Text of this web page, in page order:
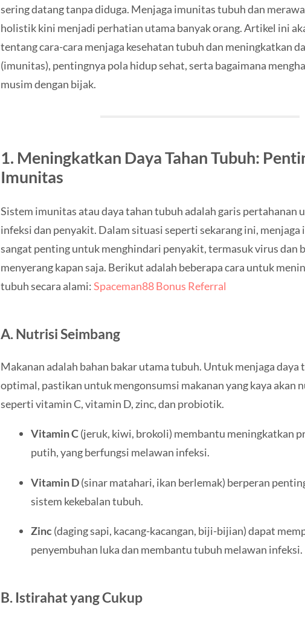
sering datang tanpa diduga. Menjaga imunitas tubuh dan
holistik kini menjadi perhatian utama banyak orang. Artikel ini
tentang cara-cara menjaga kesehatan tubuh dan meningkatkan
(imunitas), pentingnya pola hidup sehat, serta bagaimana
musim dengan bijak.
1. Meningkatkan Daya Tahan Tubuh:
Imunitas
Sistem imunitas atau daya tahan tubuh adalah garis pertahanan
infeksi dan penyakit. Dalam situasi seperti sekarang ini,
sangat penting untuk menghindari penyakit, termasuk virus dan
menyerang kapan saja. Berikut adalah beberapa cara untuk
tubuh secara alami:Spaceman88 Bonus Referral
A. Nutrisi Seimbang
Makanan adalah bahan bakar utama tubuh. Untuk menjaga
optimal, pastikan untuk mengonsumsi makanan yang kaya akan
seperti vitamin C, vitamin D, zinc, dan probiotik.
Vitamin C(jeruk, kiwi, brokoli) membantu meningkatkan
putih, yang berfungsi melawan infeksi.
Vitamin D(sinar matahari, ikan berlemak) berperan
sistem kekebalan tubuh.
Zinc (daging sapi, kacang-kacangan, biji-bijian) dapat
penyembuhan luka dan membantu tubuh melawan infeksi.
B. Istirahat yang Cukup